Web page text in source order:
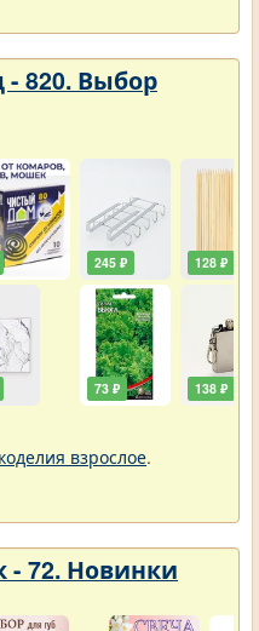
820. Выбор
245 ₽
73 ₽
128 ₽
138 ₽
взрослое.
72. Новинки